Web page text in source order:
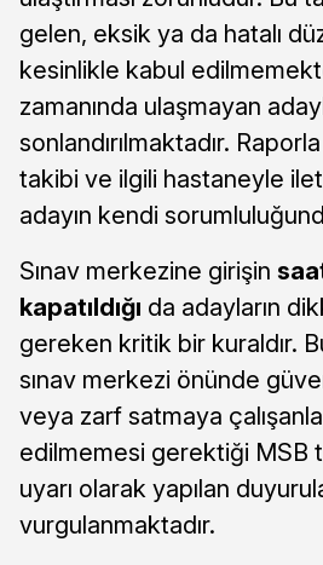
gelen, eksik ya da hatalı
kesinlikle kabul
zamanında ulaşmayan
sonlandırılmaktadır.
takibi ve ilgili hastaneyle
adayın kendi
Sınav merkezine girişin
kapatıldığı da adayların
gereken kritik bir kuraldır.
sınav merkezi önünde
veya zarf satmaya
edilmemesi gerektiği MSB
uyarı olarak yapılan
vurgulanmaktadır.